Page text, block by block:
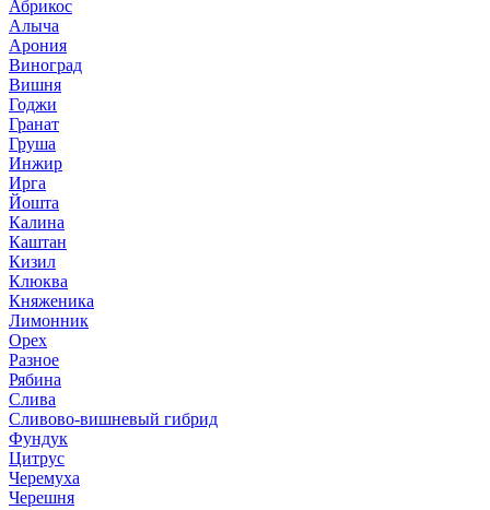
Абрикос
Алыча
Арония
Виноград
Вишня
Годжи
Гранат
Груша
Инжир
Ирга
Йошта
Калина
Каштан
Кизил
Клюква
Княженика
Лимонник
Орех
Разное
Рябина
Слива
Сливово-вишневый гибрид
Фундук
Цитрус
Черемуха
Черешня